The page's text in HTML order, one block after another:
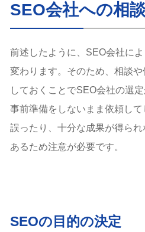
SEO会社への相
前述したように、SEO会社に
変わります。そのため、相談
しておくことでSEO会社の選
事前準備をしないまま依頼し
誤ったり、十分な成果が得ら
あるため注意が必要です。
SEOの目的の決定